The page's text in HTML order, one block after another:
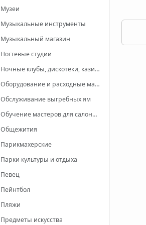
Музеи
Музыкальные инструменты
Музыкальный магазин
Ногтевые студии
Ночные клубы, дискотеки, казино
Оборудование и расходные материалы для салонов красоты
Обслуживание выгребных ям
Обучение мастеров для салонов красоты
Общежития
Парикмахерские
Парки культуры и отдыха
Певец
Пейнтбол
Пляжи
Предметы искусства